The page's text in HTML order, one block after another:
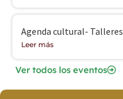
Agenda cultural- Talleres
Leer más
Ver todos los eventos